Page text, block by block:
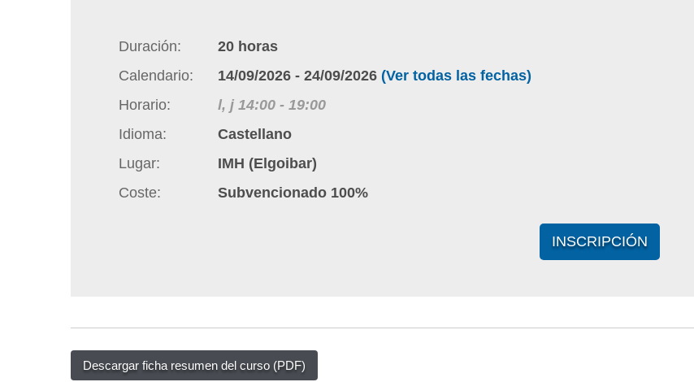
Duración 20 horas
Calendario
14/09/2026- 24/09/2026 (Ver todas las fechas)
Horario
l, j 14:00- 19:00
Idioma
Castellano
Lugar
IMH (Elgoibar)
Coste
Subvencionado 100%
INSCRIPCIÓN
Descargar ficha resumen del curso (PDF)